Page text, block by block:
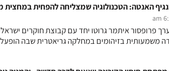
האנטה: הטכנולוגיה שמצליחה להפחית במחצית
משמעותית בזיהומים במחלקה גריאטרית שבה